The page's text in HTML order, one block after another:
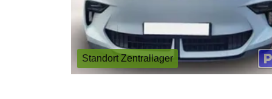
Standort Zentrallager